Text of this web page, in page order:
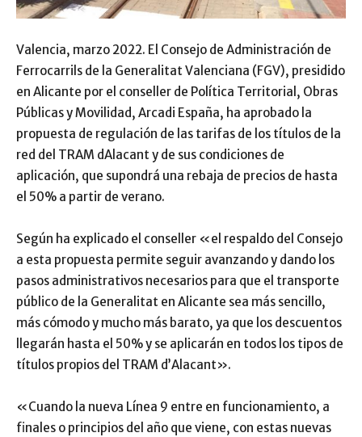
Valencia, marzo 2022. El Consejo de Administración de
Ferrocarrils de la Generalitat Valenciana (FGV), presidido
en Alicante por el conseller de Política Territorial, Obras
Públicas y Movilidad, Arcadi España, ha aprobado la
propuesta de regulación de las tarifas de los títulos de la
red del TRAM dAlacant y de sus condiciones de
aplicación, que supondrá una rebaja de precios de hasta
el 50% a partir de verano.
Según ha explicado el conseller «el respaldo del Consejo
a esta propuesta permite seguir avanzando y dando los
pasos administrativos necesarios para que el transporte
público de la Generalitat en Alicante sea más sencillo,
más cómodo y mucho más barato, ya que los descuentos
llegarán hasta el 50% y se aplicarán en todos los tipos de
títulos propios del TRAM d’Alacant».
«Cuando la nueva Línea 9 entre en funcionamiento, a
finales o principios del año que viene, con estas nuevas